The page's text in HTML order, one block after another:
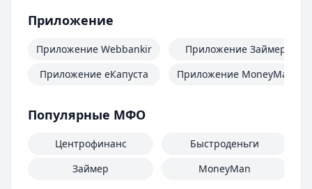
Приложение
Приложение Webbankir
Приложение еКапуста
Приложение Займер
Приложение MoneyMan
Популярные МФО
Центрофинанс
Займер
Быстроденьги
MoneyMan